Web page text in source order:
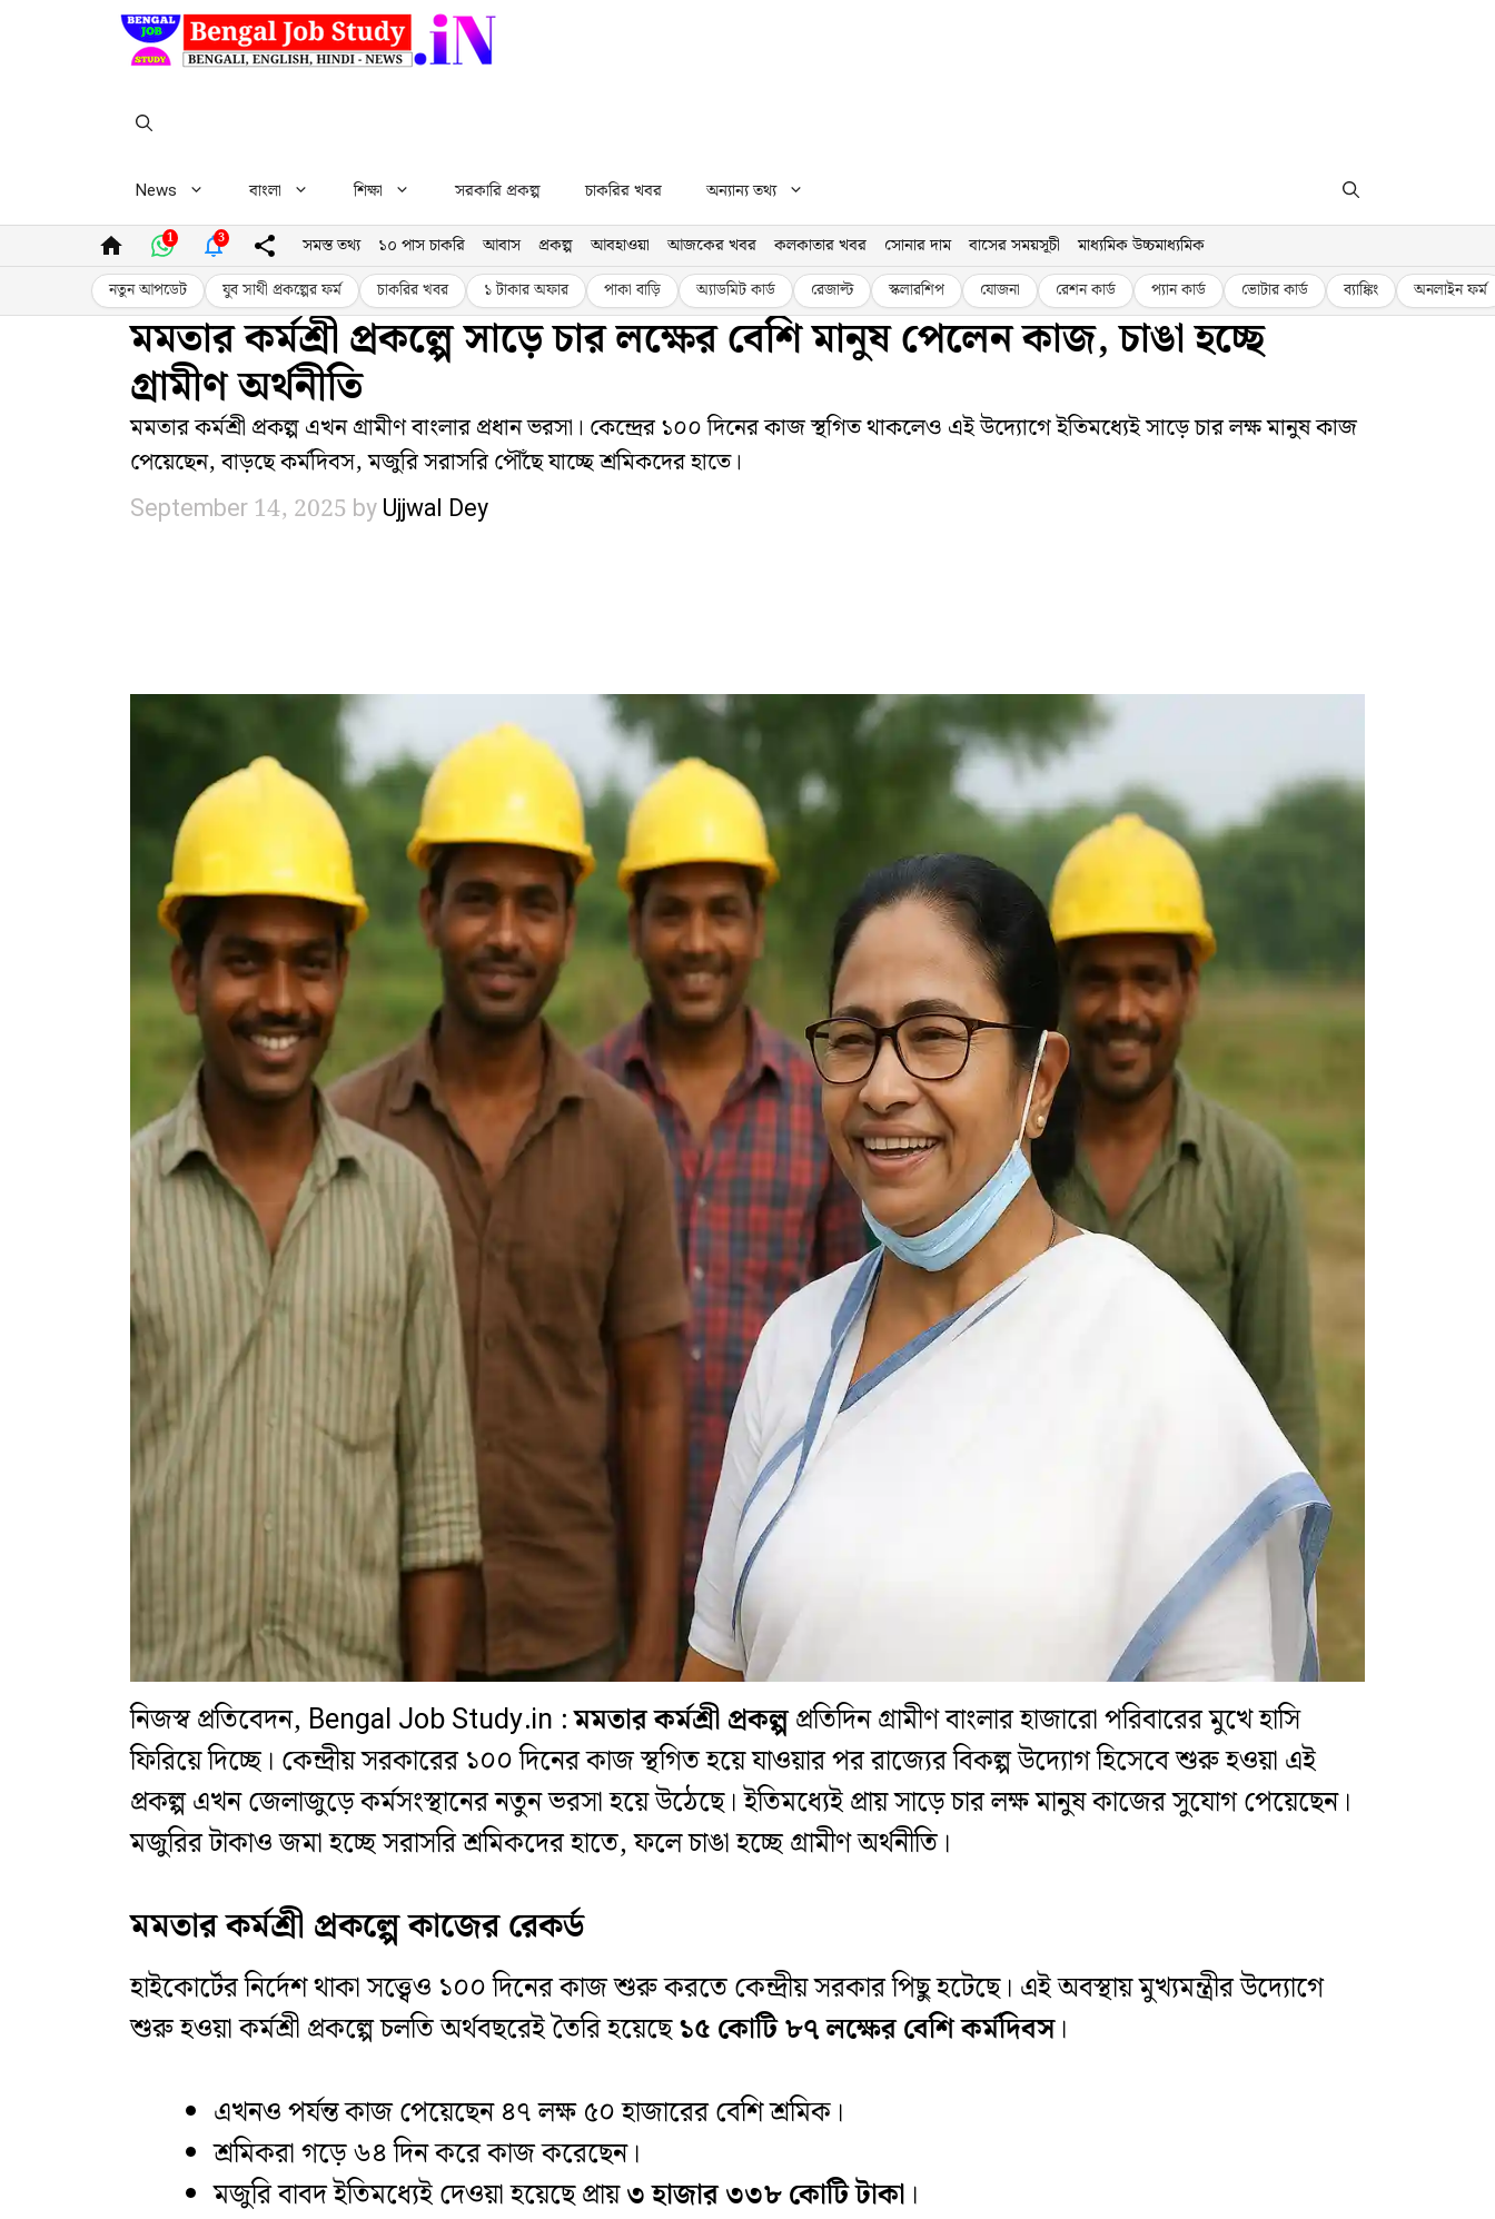
News বাংলা শিক্ষা সরকারি প্রকল্প চাকরির খবর অন্যান্য তথ্য
1 3 সমস্ত তথ্য ১০ পাস চাকরি আবাস প্রকল্প আবহাওয়া আজকের খবর কলকাতার খবর সোনার দাম বাসের সময়সূচী মাধ্যমিক উচ্চমাধ্যমিক
নতুন আপডেট যুব সাথী প্রকল্পের ফর্ম চাকরির খবর ১ টাকার অফার পাকা বাড়ি অ্যাডমিট কার্ড রেজাল্ট স্কলারশিপ যোজনা রেশন কার্ড প্যান কার্ড ভোটার কার্ড ব্যাঙ্কিং অনলাইন ফর্ম
মমতার কর্মশ্রী প্রকল্পে সাড়ে চার লক্ষের বেশি মানুষ পেলেন কাজ, চাঙা হচ্ছে
গ্রামীণ অর্থনীতি
মমতার কর্মশ্রী প্রকল্প এখন গ্রামীণ বাংলার প্রধান ভরসা। কেন্দ্রের ১০০ দিনের কাজ স্থগিত থাকলেও এই উদ্যোগে ইতিমধ্যেই সাড়ে চার লক্ষ মানুষ কাজ
পেয়েছেন, বাড়ছে কর্মদিবস, মজুরি সরাসরি পৌঁছে যাচ্ছে শ্রমিকদের হাতে।
September 14, 2025 byUjjwal Dey
নিজস্ব প্রতিবেদন, Bengal Job Study.in :মমতার কর্মশ্রী প্রকল্পপ্রতিদিন গ্রামীণ বাংলার হাজারো পরিবারের মুখে হাসি
ফিরিয়ে দিচ্ছে। কেন্দ্রীয় সরকারের ১০০ দিনের কাজ স্থগিত হয়ে যাওয়ার পর রাজ্যের বিকল্প উদ্যোগ হিসেবে শুরু হওয়া এই
প্রকল্প এখন জেলাজুড়ে কর্মসংস্থানের নতুন ভরসা হয়ে উঠেছে। ইতিমধ্যেই প্রায় সাড়ে চার লক্ষ মানুষ কাজের সুযোগ পেয়েছেন।
মজুরির টাকাও জমা হচ্ছে সরাসরি শ্রমিকদের হাতে, ফলে চাঙা হচ্ছে গ্রামীণ অর্থনীতি।
মমতার কর্মশ্রী প্রকল্পে কাজের রেকর্ড
হাইকোর্টের নির্দেশ থাকা সত্ত্বেও ১০০ দিনের কাজ শুরু করতে কেন্দ্রীয় সরকার পিছু হটেছে। এই অবস্থায় মুখ্যমন্ত্রীর উদ্যোগে
শুরু হওয়া কর্মশ্রী প্রকল্পে চলতি অর্থবছরেই তৈরি হয়েছে১৫ কোটি ৮৭ লক্ষের বেশি কর্মদিবস।
এখনও পর্যন্ত কাজ পেয়েছেন ৪৭ লক্ষ ৫০ হাজারের বেশি শ্রমিক।
শ্রমিকরা গড়ে ৬৪ দিন করে কাজ করেছেন।
মজুরি বাবদ ইতিমধ্যেই দেওয়া হয়েছে প্রায়৩ হাজার ৩৩৮ কোটি টাকা ।